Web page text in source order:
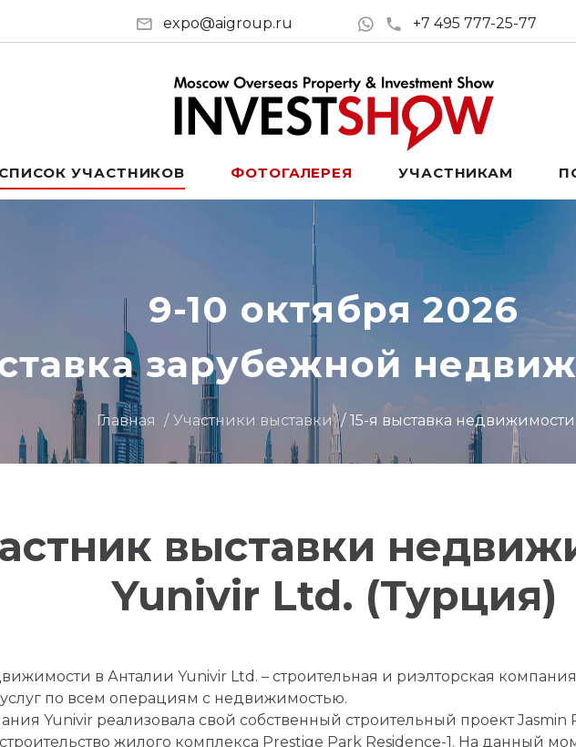
expo@aigroup.ru +7 495 777-25-77
СПИСОК УЧАСТНИКОВ ФОТОГАЛЕРЕЯ УЧАСТНИКАМ
9-10 октября 2026
зарубежной
Главная Участники выставки 15-я выставка недвижимости
выставки
Yunivir Ltd. (Турция)
в Анталии Yunivir Ltd. – строительная и риэлторская
по всем операциям с недвижимостью.
Yunivir реализовала свой собственный строительный проект Jasmin
жилого комплекса Prestige Park Residence-1. На данный